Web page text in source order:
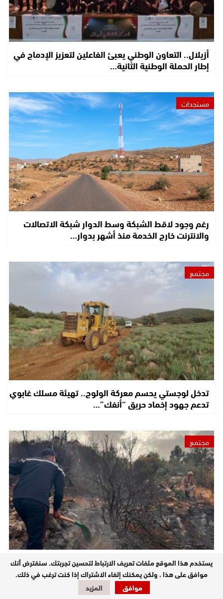
أزيلال.. التعاون الوطني يعبئ الفاعلين لتعزيز الإدماج في
إطار الحملة الوطنية الثانية…
مستجدات
رغم وجود لاقط الشبكة وسط الدوار شبكة الاتصالات
والانترنت خارج الخدمة منذ أشهر بدوار…
مجتمع
تدخل لوجستي يحسم معركة الولوج.. تهيئة مسلك غابوي
تدعم جهود إخماد حريق “أنفك”…
مجتمع
أزيلال… السيطرة على 95% من حريق غابة “أنفك” بأفورار
بعد خمسة أيام من…
يستخدم هذا الموقع ملفات تعريف الارتباط لتحسين تجربتك. سنفترض أنك
موافق على هذا ، ولكن يمكنك إلغاء الاشتراك إذا كنت ترغب في ذلك.
موافق
المزيد